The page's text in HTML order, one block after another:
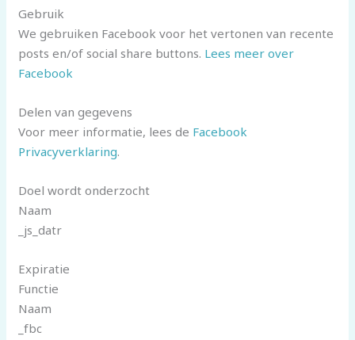
Gebruik
We gebruiken Facebook voor het vertonen van recente
posts en/of social share buttons. Lees meer over
Facebook
Delen van gegevens
Voor meer informatie, lees de Facebook
Privacyverklaring.
Doel wordt onderzocht
Naam
_js_datr
Expiratie
Functie
Naam
_fbc